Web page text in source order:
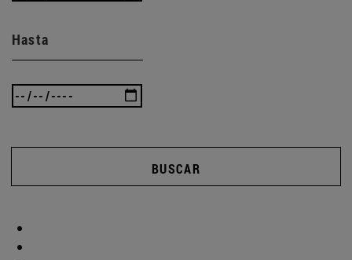
Hasta
BUSCAR